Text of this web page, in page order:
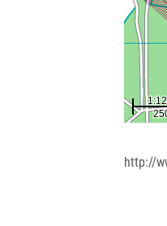
http://